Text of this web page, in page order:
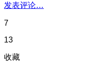
发表评论…
7
13
收藏